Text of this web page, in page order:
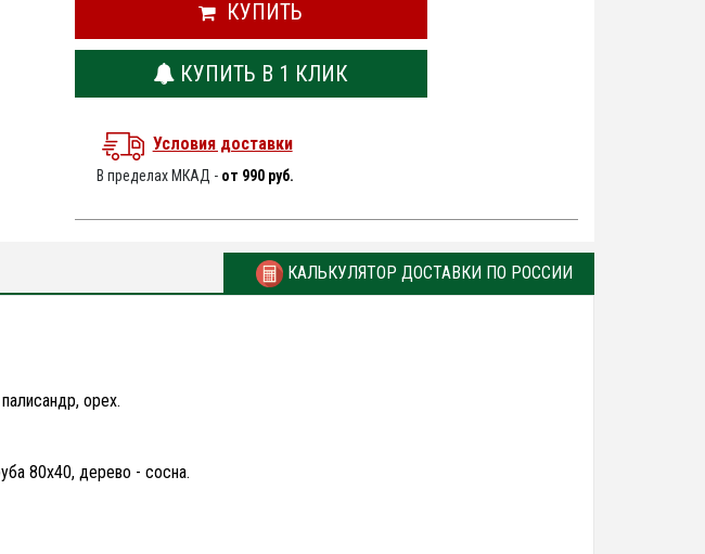
КУПИТЬ
КУПИТЬ В 1 КЛИК
Условия доставки
В пределах МКАД - от 990 руб.
КАЛЬКУЛЯТОР ДОСТАВКИ ПО РОССИИ
орех.
80х40, дерево - сосна.